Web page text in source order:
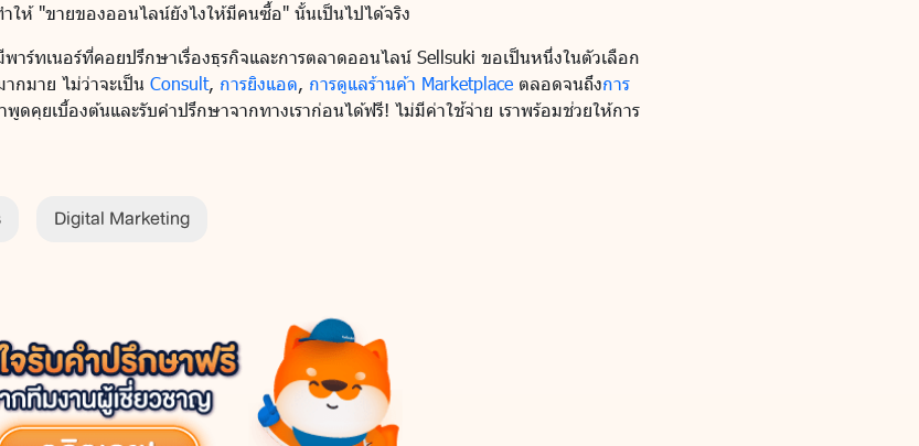
ให้ "ขายของออนไลน์ยังไงให้มีคนซื้อ" นั้นเป็นไปได้จริง
พาร์ทเนอร์ที่คอยปรึกษาเรื่องธุรกิจและการตลาดออนไลน์ Sellsuki ขอเป็นหนึ่งในตัวเลือก
ากมาย ไม่ว่าจะเป็น Consult, การยิงแอด, การดูแลร้านค้า Marketplace ตลอดจนถึงการ
พูดคุยเบื้องต้นและรับคำปรึกษาจากทางเราก่อนได้ฟรี! ไม่มีค่าใช้จ่าย เราพร้อมช่วยให้การ
Digital Marketing